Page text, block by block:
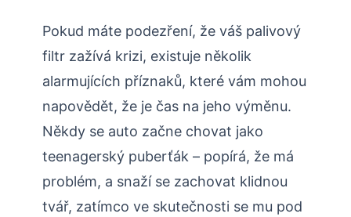
Pokud máte podezření, že váš palivový
filtr zažívá krizi, existuje několik
alarmujících příznaků, které vám mohou
napovědět, že je čas na jeho výměnu.
Někdy se auto začne chovat jako
teenagerský puberťák – popírá, že má
problém, a snaží se zachovat klidnou
tvář, zatímco ve skutečnosti se mu pod